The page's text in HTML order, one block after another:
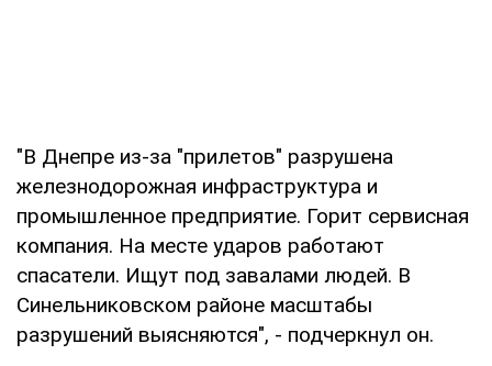
"В Днепре из-за "прилетов" разрушена
железнодорожная инфраструктура и
промышленное предприятие. Горит сервисная
компания. На месте ударов работают
спасатели. Ищут под завалами людей. В
Синельниковском районе масштабы
разрушений выясняются", - подчеркнул он.